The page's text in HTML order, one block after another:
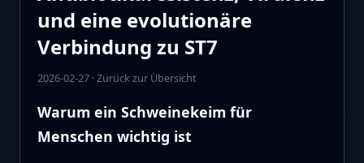
und eine evolutionäre
Verbindung zu ST7
2026-02-27·Zurück zur Übersicht
Warum ein Schweinekeim für
Menschen wichtig ist